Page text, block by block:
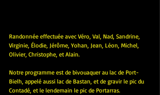
Randonnée effectuée avec Véro, Val, Nad, Sandrine,
Virginie, Élodie, Jérôme, Yohan, Jean, Léon, Michel,
Olivier, Christophe, et Alain.
Notre programme est de bivouaquer au lac de Port-
Bielh, appelé aussi lac de Bastan, et de gravir le pic du
Contadé, et le lendemain le pic de Portarras.